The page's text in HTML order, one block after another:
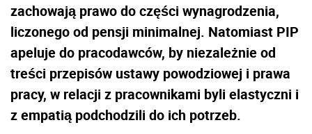
zachowają prawo do części wynagrodzenia,
liczonego od pensji minimalnej. Natomiast PIP
apeluje do pracodawców, by niezależnie od
treści przepisów ustawy powodziowej i prawa
pracy, w relacji z pracownikami byli elastyczni i
z empatią podchodzili do ich potrzeb.